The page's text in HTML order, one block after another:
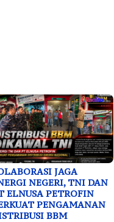
JAGA
NEGERI, TNI DAN
ELNUSA PETROFIN
PENGAMANAN
BBM